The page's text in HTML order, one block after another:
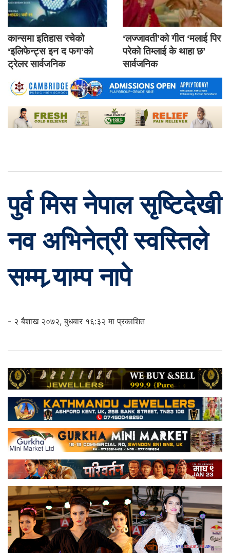
कान्समा इतिहास रचेको
‘इलिफेन्ट्स इन द फग’को
ट्रेलर सार्वजनिक
‘लज्जावती’को गीत ‘मलाई पिर
परेको तिम्लाई के थाहा छ’
सार्वजनिक
पुर्व मिस नेपाल सृष्टिदेखी
नव अभिनेत्री स्वस्तिले
सम्म र्‍याम्प नापे
- २ बैशाख २०७२, बुधबार १६:३२ मा प्रकाशित